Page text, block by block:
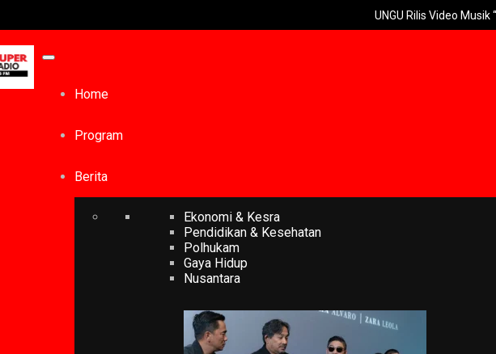
UNGU Rilis Video Musik “Utara-
Home
Program
Berita
Ekonomi & Kesra
Pendidikan & Kesehatan
Polhukam
Gaya Hidup
Nusantara